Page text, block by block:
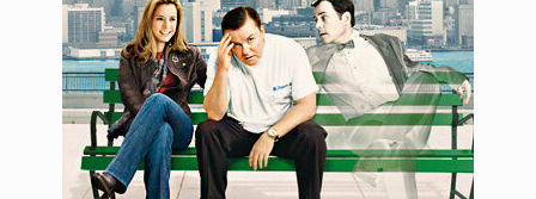
не подозревали о существовании дружка дружки.
Когда они всё же все трое встретились, оказалось,
что папаня собрал дочек не для того, чтоб искупить
перед ними свою вину, а для крупной кражи, в
которой ему нужна помощь.
Интересно, но всё портит французский юмор. На